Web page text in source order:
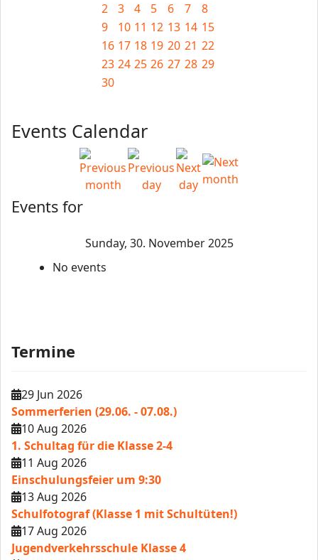
2
3 4 5 6 7
8
9
10 11 12 13 14 15
16 17 18 19 20 21 22
23 24 25 26 27 28 29
30
Events Calendar
Events for
Sunday, 30. November 2025
No events
Termine
29 Jun 2026
Sommerferien (29.06. - 07.08.)
10 Aug 2026
1. Schultag für die Klasse 2-4
11 Aug 2026
Einschulungsfeier um 9:30
13 Aug 2026
Schulfotograf (Klasse 1 mit Schultüten!)
17 Aug 2026
Jugendverkehrsschule Klasse 4